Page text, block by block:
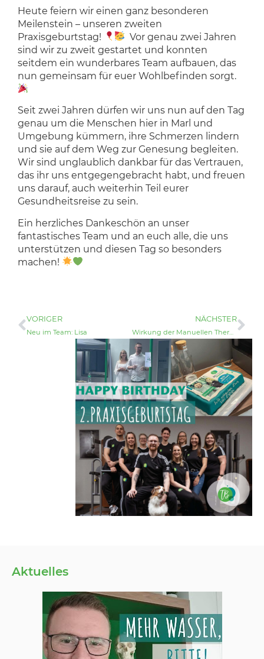
Heute feiern wir einen ganz besonderen
Meilenstein – unseren zweiten
Praxisgeburtstag!
Vor genau zwei Jahren
sind wir zu zweit gestartet und konnten
seitdem ein wunderbares Team aufbauen, das
nun gemeinsam für euer Wohlbefinden sorgt.
Seit zwei Jahren dürfen wir uns nun auf den Tag
genau um die Menschen hier in Marl und
Umgebung kümmern, ihre Schmerzen lindern
und sie auf dem Weg zur Genesung begleiten.
Wir sind unglaublich dankbar für das Vertrauen,
das ihr uns entgegengebracht habt, und freuen
uns darauf, auch weiterhin Teil eurer
Gesundheitsreise zu sein.
Ein herzliches Dankeschön an unser
fantastisches Team und an euch alle, die uns
unterstützen und diesen Tag so besonders
machen!
VORIGER
Neu im Team: Lisa
NÄCHSTER
Wirkung der Manuellen Therapie
Aktuelles